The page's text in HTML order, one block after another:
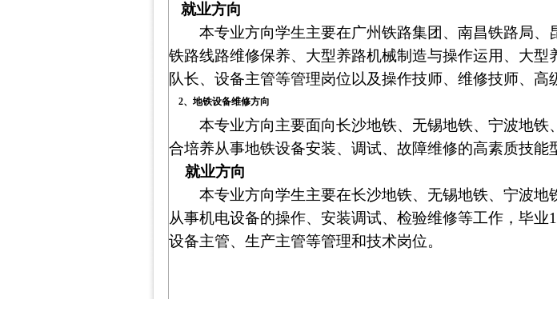
就业方向
本专业方向学生主要在广州铁路集团、南昌铁路局
铁路线路维修保养、大型养路机械制造与操作运用、大型
队长、设备主管等管理岗位以及操作技师、维修技师、高
2、地铁设备维修方向
本专业方向主要面向长沙地铁、 无锡地铁、 宁波地铁、
合培养从事地铁设备安装、调试、故障维修的高素质技能
就业方向
本专业方向学生主要在长沙地铁、 无锡地铁、 宁波地
从事机电设备的操作、安装调试、检验维修等工作，毕业1
设备主管、生产主管等管理和技术岗位。